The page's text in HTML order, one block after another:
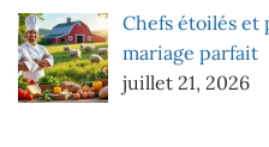
Chefs étoilés et
mariage parfait
juillet 21, 2026